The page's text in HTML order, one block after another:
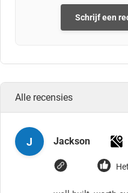
Schrijf een
Alle recensies
J Jackson